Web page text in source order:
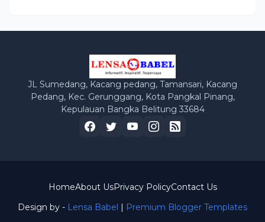
JL Sumedang, Kacang pedang, Tamansari, Kacang
Pedang, Kec. Gerunggang, Kota Pangkal Pinang,
Kepulauan Bangka Belitung 33684
Design by - Lensa Babel | Premium Blogger Templates
HomeAbout UsPrivacy PolicyContact Us